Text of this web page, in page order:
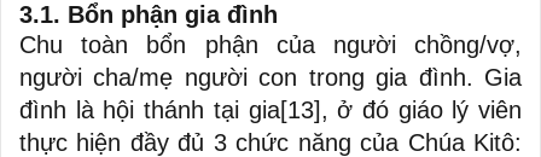
3.1. Bổn phận gia đình
Chu toàn bổn phận của người chồng/vợ,
người cha/mẹ người con trong gia đình. Gia
đình là hội thánh tại gia[13], ở đó giáo lý viên
thực hiện đầy đủ 3 chức năng của Chúa Kitô: